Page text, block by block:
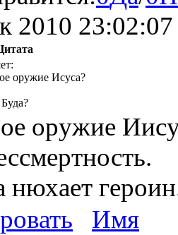
2010 23:02:07
оружие Исуса?
оружие
нюхает
Имя